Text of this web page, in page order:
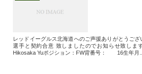
レッドイーグルス北海道へのご声援ありがとうご
選手と契約合意 致しましたのでお知らせ致
Hikosaka Yuポジション：FW背番号： 16生年月...